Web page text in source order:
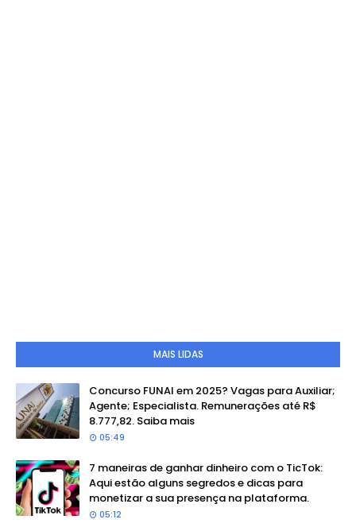
MAIS LIDAS
Concurso FUNAI em 2025? Vagas para Auxiliar;
Agente; Especialista. Remunerações até R$
8.777,82. Saiba mais
05:49
7 maneiras de ganhar dinheiro com o TicTok:
Aqui estão alguns segredos e dicas para
monetizar a sua presença na plataforma.
05:12